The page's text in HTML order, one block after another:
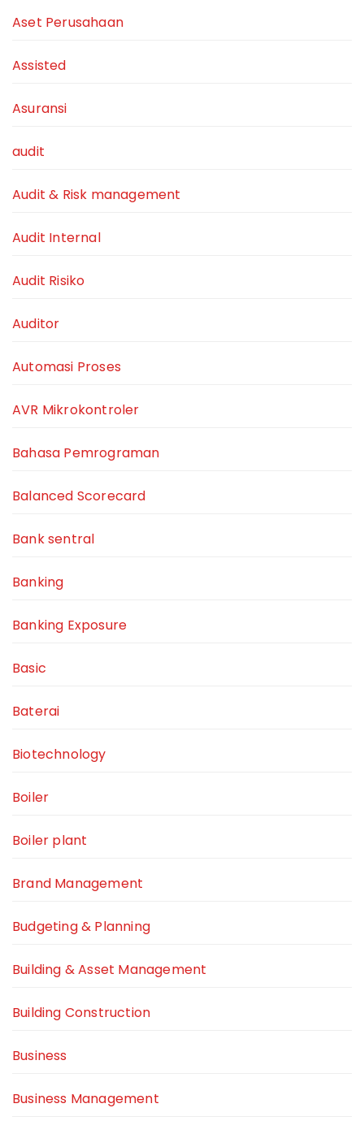
Aset Perusahaan
Assisted
Asuransi
audit
Audit & Risk management
Audit Internal
Audit Risiko
Auditor
Automasi Proses
AVR Mikrokontroler
Bahasa Pemrograman
Balanced Scorecard
Bank sentral
Banking
Banking Exposure
Basic
Baterai
Biotechnology
Boiler
Boiler plant
Brand Management
Budgeting & Planning
Building & Asset Management
Building Construction
Business
Business Management